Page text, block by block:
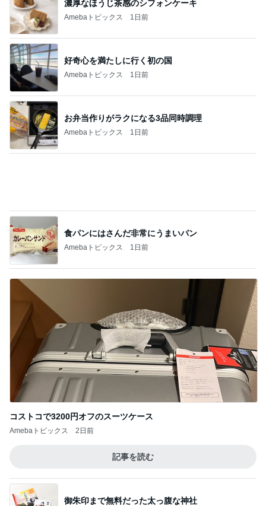
濃厚なほうじ茶感のシフォンケーキ
Amebaトピックス 1日前
好奇心を満たしに行く初の国
Amebaトピックス 1日前
お弁当作りがラクになる3品同時調理
Amebaトピックス 1日前
食パンにはさんだ非常にうまいパン
Amebaトピックス 1日前
コストコで3200円オフのスーツケース
Amebaトピックス 2日前
記事を読む
御朱印まで無料だった太っ腹な神社